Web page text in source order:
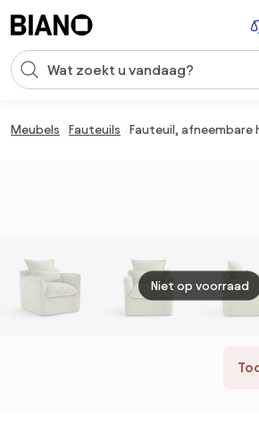
Zoekopdracht invoeren
Meubels Fauteuils Fauteuil, afneembare
Niet op voorraad